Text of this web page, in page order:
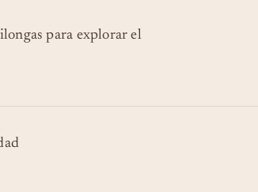
para explorar el